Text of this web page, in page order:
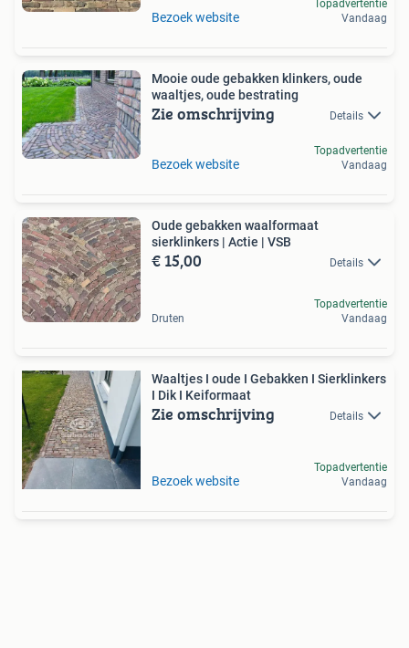
Bezoek website
Topadvertentie
Vandaag
Mooie oude gebakken klinkers, oude
waaltjes, oude bestrating
Zie omschrijving Details
Bezoek website
Topadvertentie
Vandaag
Oude gebakken waalformaat
sierklinkers | Actie | VSB
€ 15,00 Details
Druten
Topadvertentie
Vandaag
Waaltjes I oude I Gebakken I Sierklinkers
I Dik I Keiformaat
Zie omschrijving Details
Bezoek website
Topadvertentie
Vandaag